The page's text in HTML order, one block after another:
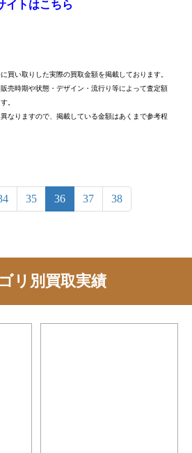
イトはこちら
買い取りした実際の買取金額を掲載しております。
売時期や状態・デザイン・流行り等によって査定額
。
なりますので、掲載している金額はあくまで参考程
35 36 37 38
リ別買取実績